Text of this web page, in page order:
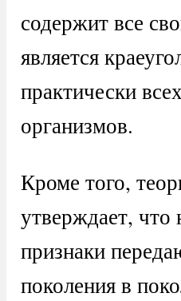
содержит все
является
практически
организмов.
Кроме того,
утверждает, что
признаки
поколения в